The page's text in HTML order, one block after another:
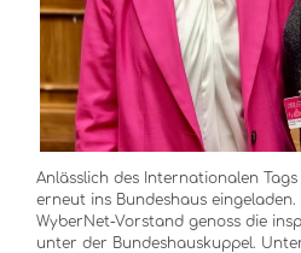
Anlässlich des Internationalen
erneut ins Bundeshaus
WyberNet-Vorstand genoss die
unter der Bundeshauskuppel.